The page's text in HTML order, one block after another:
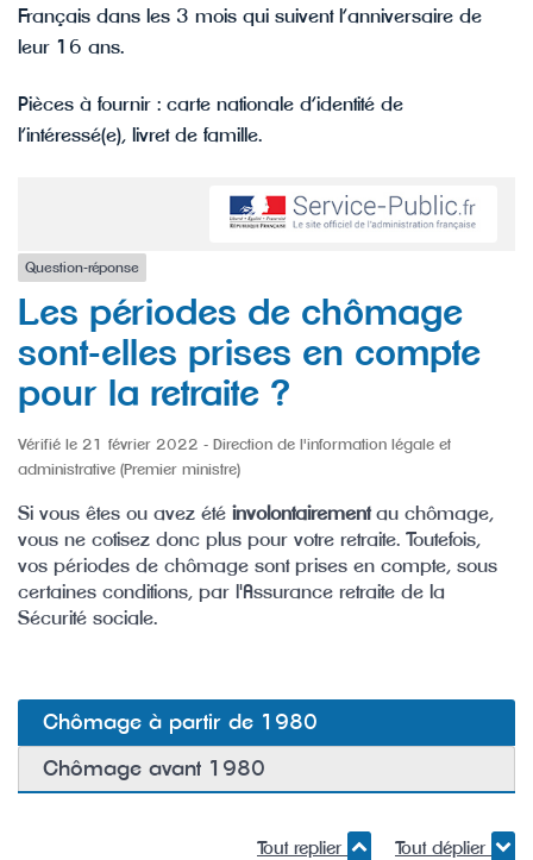
Français dans les 3 mois qui suivent l’anniversaire de
leur 16 ans.
Pièces à fournir : carte nationale d’identité de
l’intéressé(e), livret de famille.
Question-réponse
Les périodes de chômage
sont-elles prises en compte
pour la retraite ?
Vérifié le 21 février 2022 - Direction de l'information légale et
administrative (Premier ministre)
Si vous êtes ou avez été involontairementau chômage,
vous ne cotisez donc plus pour votre retraite. Toutefois,
vos périodes de chômage sont prises en compte, sous
certaines conditions, par l'Assurance retraite de la
Sécurité sociale.
Chômage à partir de 1980
Chômage avant 1980
Tout replier Tout déplier